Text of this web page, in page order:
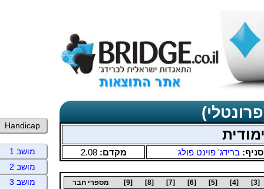
סניף:ברידג' פוינט פולג מקדם:2.08
[3]
[4]
[5]
[6]
[7]
[8]
[9]
מספרי חבר
Handicap
מושב 1
מושב 2
מושב 3